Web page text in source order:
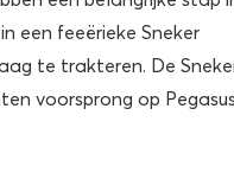
een feeërieke Sneker
te trakteren. De
voorsprong op